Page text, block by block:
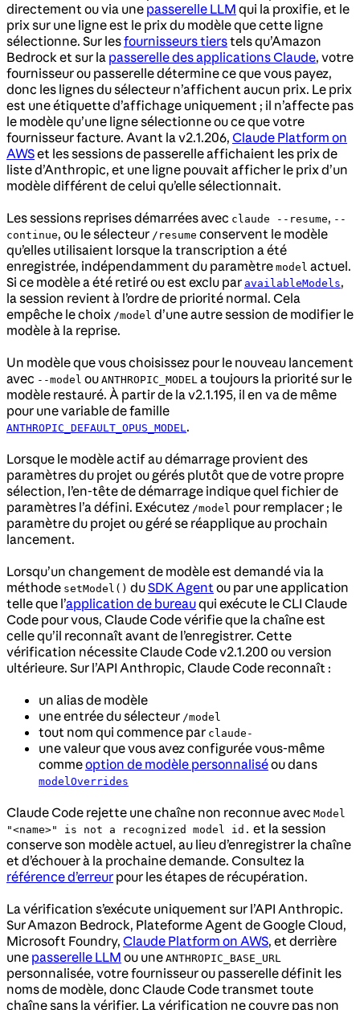
directement ou via une passerelle LLM qui la proxifie, et le
prix sur une ligne est le prix du modèle que cette ligne
sélectionne. Sur lesfournisseurs tierstels qu’Amazon
Bedrock et sur la passerelle des applications Claude, votre
fournisseur ou passerelle détermine ce que vous payez,
donc les lignes du sélecteur n’affichent aucun prix. Le prix
est une étiquette d’affichage uniquement ; il n’affecte pas
le modèle qu’une ligne sélectionne ou ce que votre
fournisseur facture. Avant la v2.1.206, Claude Platform on
AWSet les sessions de passerelle affichaient les prix de
liste d’Anthropic, et une ligne pouvait afficher le prix d’un
modèle différent de celui qu’elle sélectionnait.
Les sessions reprises démarrées avec claude --resume, --
continue, ou le sélecteur /resume conservent le modèle
qu’elles utilisaient lorsque la transcription a été
enregistrée, indépendamment du paramètre model actuel.
Si ce modèle a été retiré ou est exclu par availableModels,
la session revient à l’ordre de priorité normal. Cela
empêche le choix /model d’une autre session de modifier le
modèle à la reprise.
Un modèle que vous choisissez pour le nouveau lancement
avec --model ou ANTHROPIC_MODEL a toujours la priorité sur le
modèle restauré. À partir de la v2.1.195, il en va de même
pour une variable de famille
ANTHROPIC_DEFAULT_OPUS_MODEL .
Lorsque le modèle actif au démarrage provient des
paramètres du projet ou gérés plutôt que de votre propre
sélection, l’en-tête de démarrage indique quel fichier de
paramètres l’a défini. Exécutez /model pour remplacer ; le
paramètre du projet ou géré se réapplique au prochain
lancement.
Lorsqu’un changement de modèle est demandé via la
méthode setModel() duSDK Agent ou par une application
telle que l’application de bureauqui exécute le CLI Claude
Code pour vous, Claude Code vérifie que la chaîne est
celle qu’il reconnaît avant de l’enregistrer. Cette
vérification nécessite Claude Code v2.1.200 ou version
ultérieure. Sur l’API Anthropic, Claude Code reconnaît :
un alias de modèle
une entrée du sélecteur /model
tout nom qui commence par claude-
une valeur que vous avez configurée vous-même
commeoption de modèle personnaliséou dans
modelOverrides
Claude Code rejette une chaîne non reconnue avec Model
"<name>" is not a recognized model id. et la session
conserve son modèle actuel, au lieu d’enregistrer la chaîne
et d’échouer à la prochaine demande. Consultez la
référence d’erreur pour les étapes de récupération.
La vérification s’exécute uniquement sur l’API Anthropic.
Sur Amazon Bedrock, Plateforme Agent de Google Cloud,
Microsoft Foundry, Claude Platform on AWS, et derrière
une passerelle LLM ou une ANTHROPIC_BASE_URL
personnalisée, votre fournisseur ou passerelle définit les
noms de modèle, donc Claude Code transmet toute
chaîne sans la vérifier. La vérification ne couvre pas non